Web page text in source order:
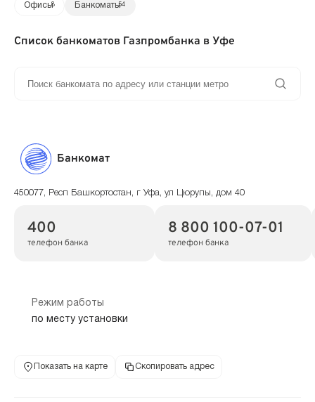
Офисы8 Банкоматы54
Список банкоматов Газпромбанка в Уфе
Банкомат
450077, Респ Башкортостан, г Уфа, ул Цюрупы, дом 40
400
телефон банка
8 800 100-07-01
телефон банка
Режим работы
по месту установки
Показать на карте Скопировать адрес